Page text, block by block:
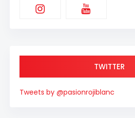
TWITTER
Tweets by @pasionrojiblanc